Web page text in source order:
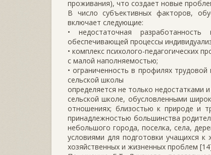
проживания), что создает новые
В число субъективных факторов,
включает следующие:
• недостаточная
обеспечивающей процессы
• комплекс психолого-педагогических
с малой наполняемостью;
• ограниченность в профилях
сельской школы
определяется не только недостатками
сельской школе, обусловленными
отношениях; близостью к природе и
принадлежностью большинства
небольшого города, поселка, села,
условиями для подготовки учащихся
хозяйственных и жизненных проблем